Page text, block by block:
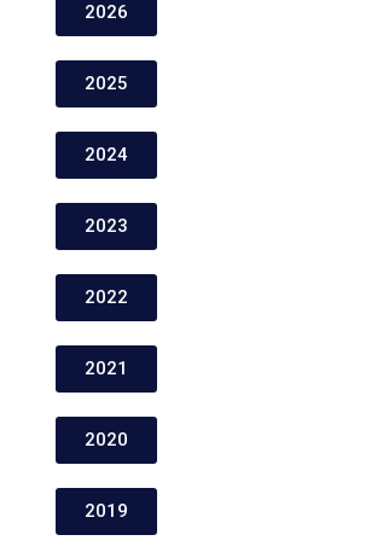
2026
2025
2024
2023
2022
2021
2020
2019